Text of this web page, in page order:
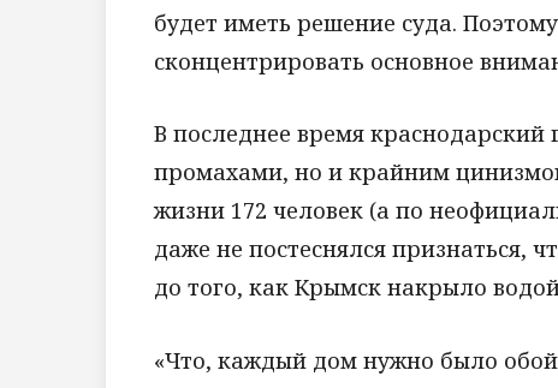
будет иметь решение суда.
сконцентрировать основное
В последнее время краснодарский
промахами, но и крайним
жизни 172 человек (а по
даже не постеснялся признаться,
до того, как Крымск накрыло
«Что, каждый дом нужно было